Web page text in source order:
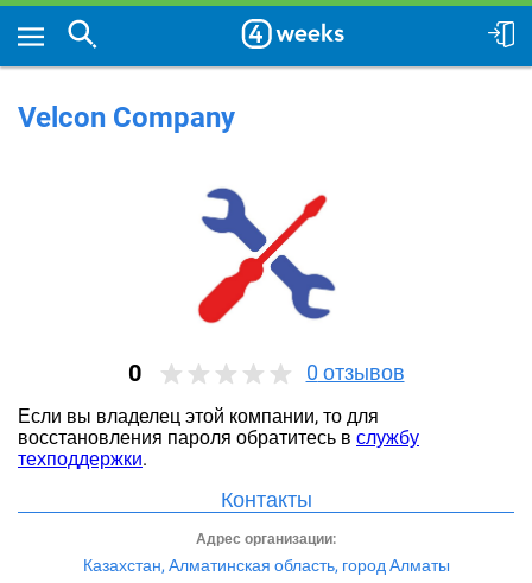
Velcon Company
0 0 отзывов
Если вы владелец этой компании, то для
восстановления пароля обратитесь в службу
техподдержки.
Контакты
Адрес организации:
Казахстан, Алматинская область, город Алматы